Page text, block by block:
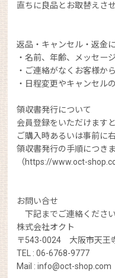
直ちに良品とお取替えさ
返品・キャンセル・返金
・名前、年齢、メッセー
・ご連絡がなくお客様か
・日程変更やキャンセル
領収書発行について
会員登録をいただけます
ご購入時あるいは事前に
領収書発行の手順につき
（https://www.oct-
お問い合せ
下記までご連絡ください
株式会社オクト
〒543-0024 大阪市天王
TEL : 06-6768-9777
Mail : info@oct-shop.com